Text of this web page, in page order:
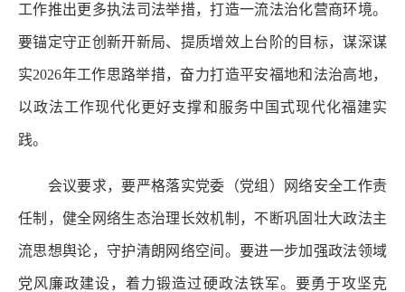
工作推出更多执法司法举措，打造一流法治化营商环境。
要锚定守正创新开新局、提质增效上台阶的目标，谋深谋
实2026年工作思路举措，奋力打造平安福地和法治高地，
以政法工作现代化更好支撑和服务中国式现代化福建实
践。
会议要求，要严格落实党委（党组）网络安全工作责
任制，健全网络生态治理长效机制，不断巩固壮大政法主
流思想舆论，守护清朗网络空间。要进一步加强政法领域
党风廉政建设，着力锻造过硬政法铁军。要勇于攻坚克